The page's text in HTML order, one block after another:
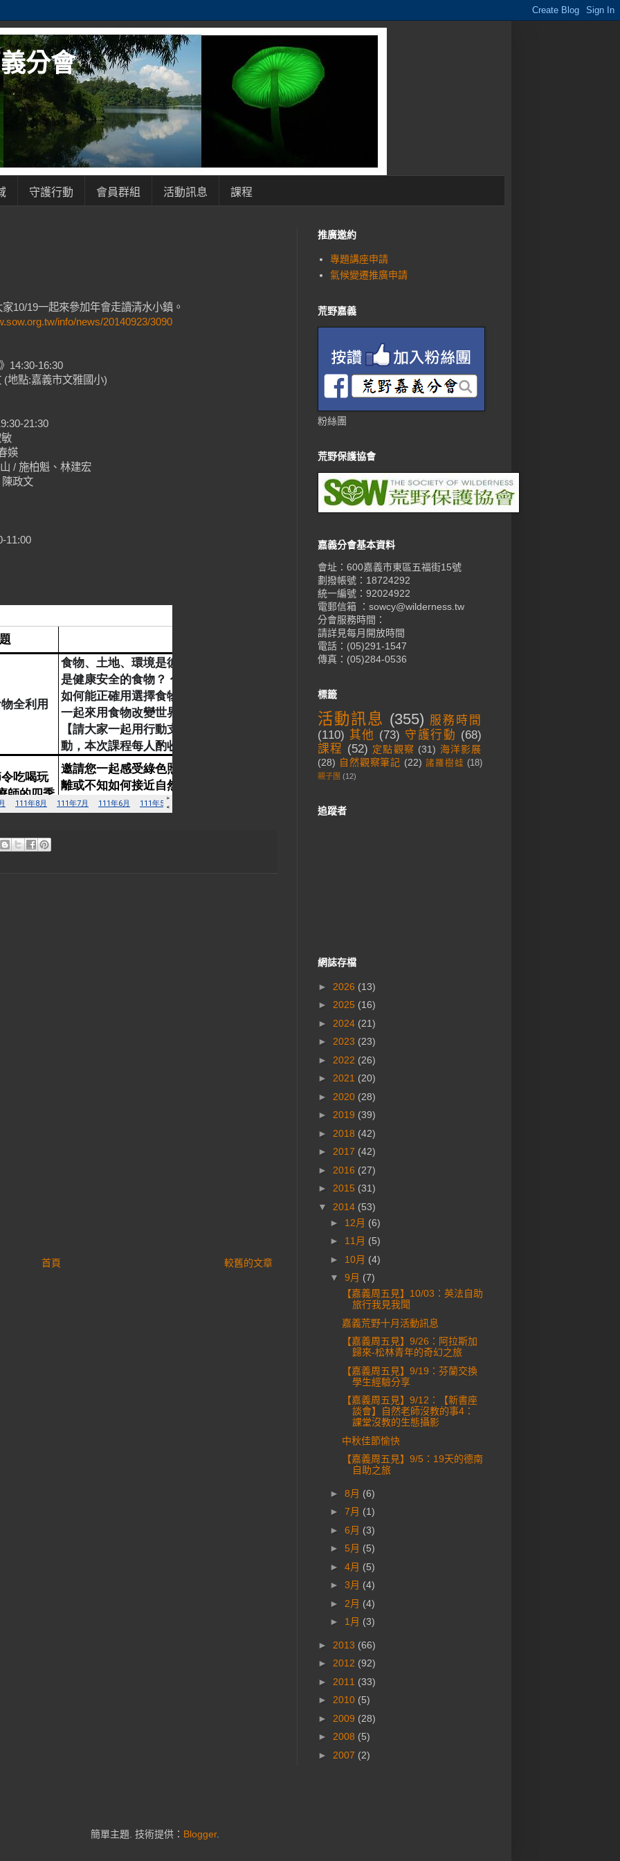
分會
守護行動 會員群組 活動訊息 課程
10/19一起來參加年會走讀清水小鎮。
info/news/20140923/3090
》14:30-16:30
地點:嘉義市文雅國小)
21:30
媖
/ 施柏魁、林建宏
政文
11:00
較舊的文章
首頁
推廣邀約
專題講座申請
氣候變遷推廣申請
荒野嘉義
粉絲團
荒野保護協會
嘉義分會基本資料
會址：600嘉義市東區五福街15號
劃撥帳號：18724292
統一編號：92024922
電郵信箱 ：sowcy@wilderness.tw
分會服務時間：
請詳見每月開放時間
電話：(05)291-1547
傳真：(05)284-0536
標籤
活動訊息 (355) 服務時間
(110) 其他 (73) 守護行動 (68)
課程 (52) 定點觀察 (31) 海洋影展
(28) 自然觀察筆記 (22) 諸羅樹蛙 (18)
親子團 (12)
追蹤者
網誌存檔
► 2026 (13)
► 2025 (16)
► 2024 (21)
► 2023 (23)
► 2022 (26)
► 2021 (20)
► 2020 (28)
► 2019 (39)
► 2018 (42)
► 2017 (42)
► 2016 (27)
► 2015 (31)
▼ 2014 (53)
► 12月 (6)
► 11月 (5)
► 10月 (4)
▼ 9月 (7)
【嘉義周五見】10/03：英法自助
旅行我見我聞
嘉義荒野十月活動訊息
【嘉義周五見】9/26：阿拉斯加
歸來-松林青年的奇幻之旅
【嘉義周五見】9/19：芬蘭交換
學生經驗分享
【嘉義周五見】9/12：【新書座
談會】自然老師沒教的事4：
課堂沒教的生態攝影
中秋佳節愉快
【嘉義周五見】9/5：19天的德南
自助之旅
► 8月 (6)
► 7月 (1)
► 6月 (3)
► 5月 (5)
► 4月 (5)
► 3月 (4)
► 2月 (4)
► 1月 (3)
► 2013 (66)
► 2012 (92)
► 2011 (33)
► 2010 (5)
► 2009 (28)
► 2008 (5)
► 2007 (2)
簡單主題. 技術提供： Blogger.